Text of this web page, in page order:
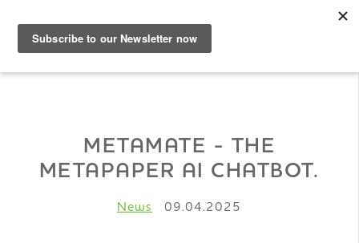
Shop
METAMATE - THE
METAPAPER AI CHATBOT.
News 09.04.2025